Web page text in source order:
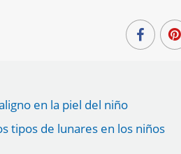
en la piel del niño
tipos de lunares en los niños